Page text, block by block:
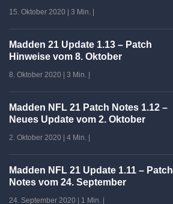
15. Oktober 2020 3 Min.
Madden 21 Update 1.13 – Patch
Hinweise vom 8. Oktober
8. Oktober 2020 3 Min.
Madden NFL 21 Patch Notes 1.12 –
Neues Update vom 2. Oktober
2. Oktober 2020 4 Min.
Madden NFL 21 Update 1.11 – Patch
Notes vom 24. September
24. September 2020 | 1 Min. |